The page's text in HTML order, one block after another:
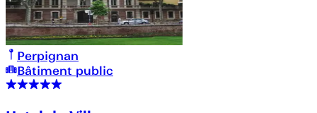
Perpignan
Bâtiment public